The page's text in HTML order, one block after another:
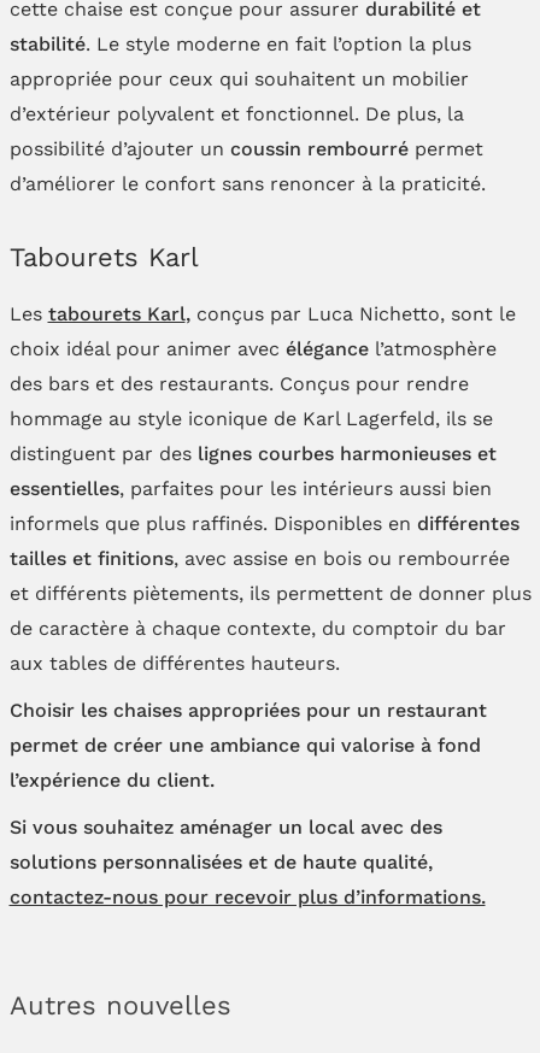
cette chaise est conçue pour assurer durabilité et
stabilité. Le style moderne en fait l’option la plus
appropriée pour ceux qui souhaitent un mobilier
d’extérieur polyvalent et fonctionnel. De plus, la
possibilité d’ajouter un coussin rembourré permet
d’améliorer le confort sans renoncer à la praticité.
Tabourets Karl
Les tabourets Karl,conçus par Luca Nichetto, sont le
choix idéal pour animer avec élégancel’atmosphère
des bars et des restaurants. Conçus pour rendre
hommage au style iconique de Karl Lagerfeld, ils se
distinguent par des lignes courbes harmonieuses et
essentielles, parfaites pour les intérieurs aussi bien
informels que plus raffinés. Disponibles en différentes
tailles et finitions, avec assise en bois ou rembourrée
et différents piètements, ils permettent de donner plus
de caractère à chaque contexte, du comptoir du bar
aux tables de différentes hauteurs.
Choisir les chaises appropriées pour un restaurant
permet de créer une ambiance qui valorise à fond
l’expérience du client.
Si vous souhaitez aménager un local avec des
solutions personnalisées et de haute qualité,
contactez-nous pour recevoir plus d’informations.
Autres nouvelles